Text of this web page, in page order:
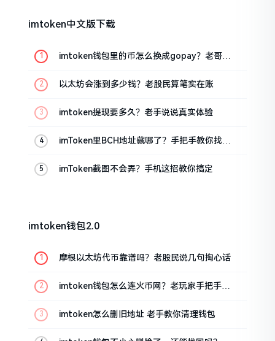
imtoken中文版下载
imtoken钱包里的币怎么换成gopay？老哥手
以太坊会涨到多少钱？老股民算笔实在账
imtoken提现要多久？老手说说真实体验
imToken里BCH地址藏哪了？手把手教你找对
imToken截图不会弄？手机这招教你搞定
imtoken钱包2.0
摩根以太坊代币靠谱吗？老股民说几句掏心话
imtoken钱包怎么连火币网？老玩家手把手教
imtoken怎么删旧地址 老手教你清理钱包